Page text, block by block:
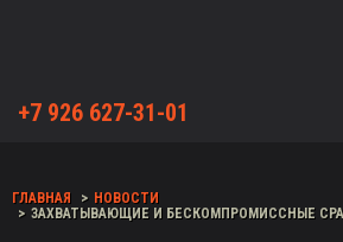
+7 926 627-31-01
ГЛАВНАЯ
НОВОСТИ
ЗАХВАТЫВАЮЩИЕ И БЕСКОМПРОМИССНЫЕ